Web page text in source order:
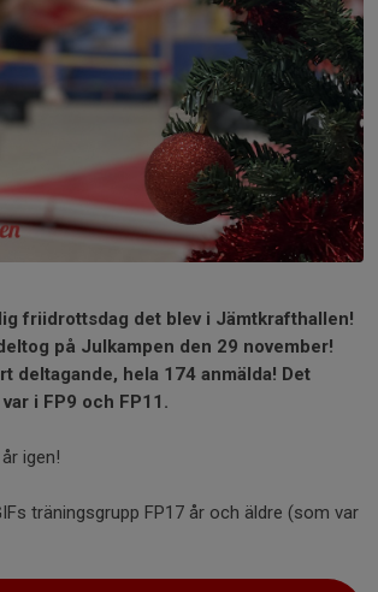
friidrottsdag det blev i Jämtkrafthallen!
på Julkampen den 29 november!
deltagande, hela 174 anmälda! Det
i FP9 och FP11.
igen!
träningsgrupp FP17 år och äldre (som var